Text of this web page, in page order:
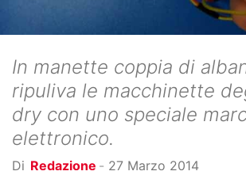
In manette coppia di
ripuliva le macchinette
dry con uno speciale
elettronico.
Di Redazione - 27 Marzo 2014